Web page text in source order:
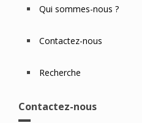
Qui sommes-nous ?
Contactez-nous
Recherche
Contactez-nous